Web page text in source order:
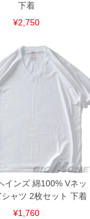
下着
¥2,750
インズ 綿100% Vネッ
ャツ 2枚セット 下着
¥1,760